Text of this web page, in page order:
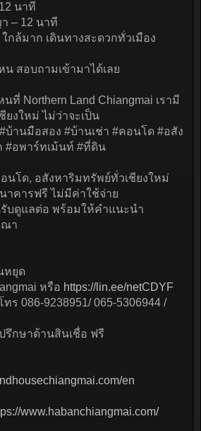
นาที
– 12 นาที
กล้มาก เดินทางสะดวกทั่วเมือง
สอบถามเข้ามาได้เลย
ที่ Northern Land Chiangmai เรามี
งใหม่ ไม่ว่าจะเป็น
บ้านมือสอง #บ้านเช่า #คอนโด #อสัง
#อพาร์ทเม้นท์ #ที่ดิน
นโด, อสังหาริมทรัพย์ทั่วเชียงใหม่
าคารฟรี ไม่มีค่าใช้จ่าย
บดูแลต่อ พร้อมให้คำแนะนำ
ณา
หยุด
หรือ https://lin.ee/netCDYF
ร 086-9238951/ 065-5306944 /
กษาด้านสินเชื่อ ฟรี
en
www.habanchiangmai.com/